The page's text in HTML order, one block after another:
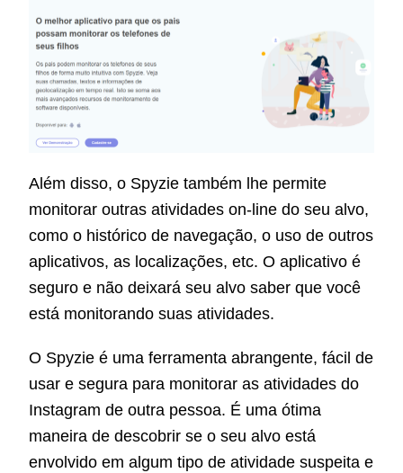
Além disso, o Spyzie também lhe permite
monitorar outras atividades on-line do seu alvo,
como o histórico de navegação, o uso de outros
aplicativos, as localizações, etc. O aplicativo é
seguro e não deixará seu alvo saber que você
está monitorando suas atividades.
O Spyzie é uma ferramenta abrangente, fácil de
usar e segura para monitorar as atividades do
Instagram de outra pessoa. É uma ótima
maneira de descobrir se o seu alvo está
envolvido em algum tipo de atividade suspeita e